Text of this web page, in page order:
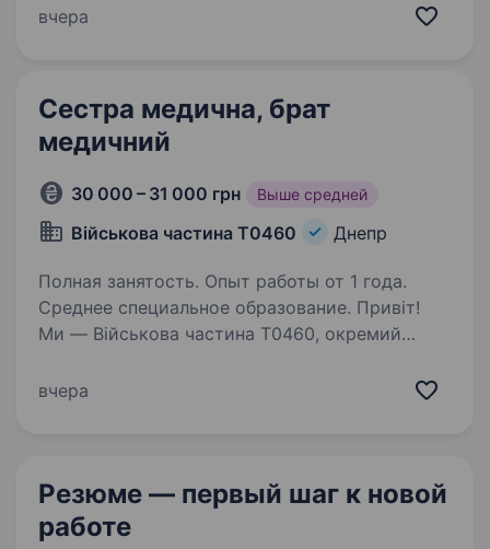
https://www.instagram.com/237obbps/ https://
вчера
Сестра медична, брат
медичний
30 000 – 31 000 грн Выше средней
Військова частина Т0460 Днепр
Полная занятость. Опыт работы от 1 года.
Среднее специальное образование. Привіт!
Ми — Військова частина Т0460, окремий
життя наших співгромадян безпечнішим,
вчера
Резюме — первый шаг к новой
работе